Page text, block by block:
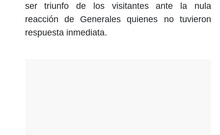
ser triunfo de los visitantes ante la nula
reacción de Generales quienes no tuvieron
respuesta inmediata.